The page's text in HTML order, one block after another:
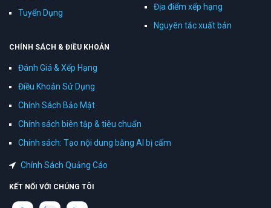
Tuyển Dụng
Địa điểm xếp hạng
Nguyên tắc xuất bản
CHÍNH SÁCH & ĐIỀU KHOẢN
Đánh Giá & Xếp Hạng
Điều Khoản Sử Dụng
Chính Sách Bảo Mật
Chính sách biên tập & tiêu chuẩn
Chính sách: Tạo nội dung bằng AI bị cấm
Chính Sách Quảng Cáo
KẾT NỐI VỚI CHÚNG TÔI